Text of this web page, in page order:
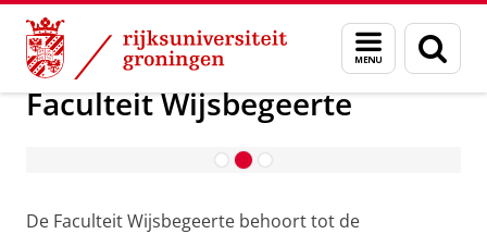
Skip
Content
Skip
Navigation
Menu
en
zoeken
Over ons Faculteit Wijsbegeerte
Faculteit Wijsbegeerte
Introductie september 2026
De Faculteit Wijsbegeerte behoort tot de